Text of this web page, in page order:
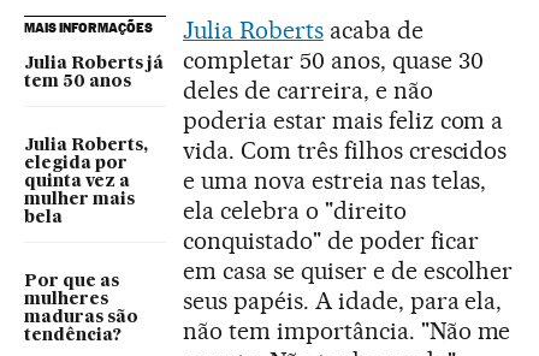
MAIS INFORMAÇÕES
Julia Roberts já
tem 50 anos
Julia Roberts,
elegida por
quinta vez a
mulher mais
bela
Por que as
mulheres
maduras são
tendência?
Julia Robertsacaba de
completar 50 anos, quase 30
deles de carreira, e não
poderia estar mais feliz com a
vida. Com três filhos crescidos
e uma nova estreia nas telas,
ela celebra o "direito
conquistado" de poder ficar
em casa se quiser e de escolher
seus papéis. A idade, para ela,
não tem importância. "Não me